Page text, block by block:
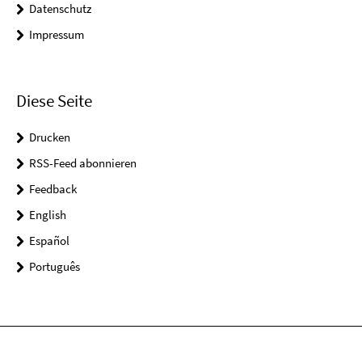
Datenschutz
Impressum
Diese Seite
Drucken
RSS-Feed abonnieren
Feedback
English
Español
Português